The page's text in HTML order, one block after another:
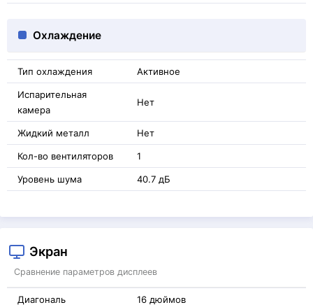
Охлаждение
Тип охлаждения Активное
Испарительная
камера
Нет
Жидкий металл Нет
Кол-во вентиляторов 1
Уровень шума 40.7 дБ
Экран
Сравнение параметров дисплеев
Диагональ 16 дюймов